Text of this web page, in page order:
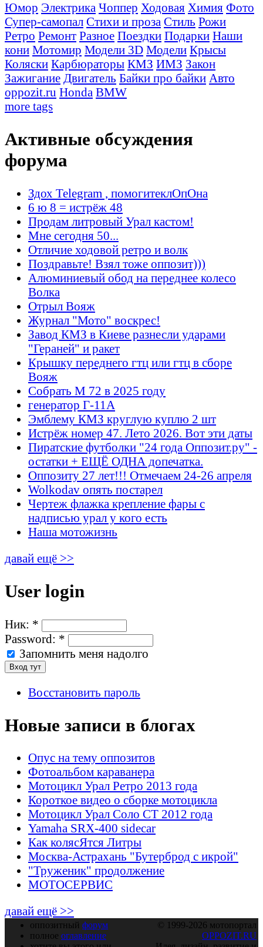
Юмор Электрика Чоппер Ходовая Химия Фото
Супер-самопал Стихи и проза Стиль Рожи
Ретро Ремонт Разное Поездки Подарки Наши
кони Мотомир Модели 3D Модели Крысы
Коляски Карбюраторы КМЗ ИМЗ Закон
Зажигание Двигатель Байки про байки Авто
oppozit.ru Honda BMW
more tags
Активные обсуждения
форума
Здох Telegram , помогитеклОпОна
6 ю 8 = истрёж 48
Продам литровый Урал кастом!
Мне сегодня 50...
Отличие ходовой ретро и волк
Поздравьте! Взял тоже оппозит)))
Алюминиевый обод на переднее колесо
Волка
Отрыл Вояж
Журнал "Мото" воскрес!
Завод КМЗ в Киеве разнесли ударами
"Гераней" и ракет
Крышку переднего гтц или гтц в сборе
Вояж
Собрать М 72 в 2025 году
генератор Г-11А
Эмблему КМЗ круглую куплю 2 шт
Истрёж номер 47. Лето 2026. Вот эти даты
Пиратские футболки "24 года Оппозит.ру" -
остатки + ЕЩЁ ОДНА допечатка.
Оппозиту 27 лет!!! Отмечаем 24-26 апреля
Wolkodav опять постарел
Чертеж флажка крепление фары с
надписью урал у кого есть
Наша мотожизнь
давай ещё >>
User login
Ник: *
Password: *
Запомнить меня надолго
Восстановить пароль
Новые записи в блогах
Опус на тему оппозитов
Фотоальбом караванера
Мотоцикл Урал Ретро 2013 года
Короткое видео о сборке мотоцикла
Мотоцикл Урал Соло СТ 2012 года
Yamaha SRX-400 sidecar
Как колясЯтся Литры
Москва-Астрахань "Бутерброд с икрой"
"Труженик" продолжение
МОТОСЕРВИС
давай ещё >>
оппозитный форум
полное оглавление
© 1999-2026 мотопортал
OPPOZIT.RU